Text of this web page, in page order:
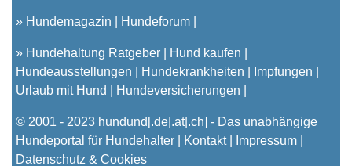
» Hundemagazin Hundeforum
» Hundehaltung Ratgeber
Hund kaufen
Hundeausstellungen
Hundekrankheiten
Impfungen
Urlaub mit Hund
Hundeversicherungen
© 2001 - 2023 hundund [.de|.at|.ch] - Das unabhängige
Hundeportal für Hundehalter |
Kontakt| Impressum
Datenschutz & Cookies